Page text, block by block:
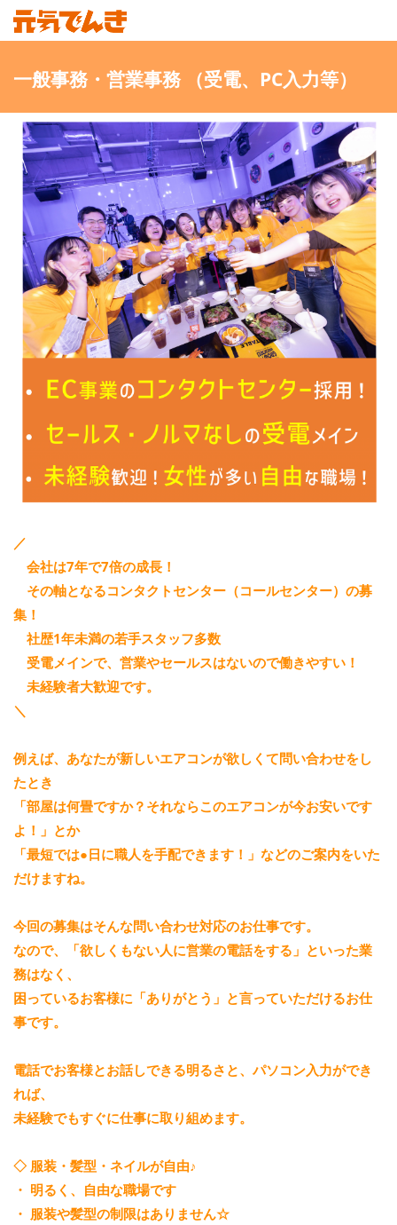
一般事務・営業事務 （受電、PC入力等）
／
会社は7年で7倍の成長！
その軸となるコンタクトセンター（コールセンター）の募
集！
社歴1年未満の若手スタッフ多数
受電メインで、営業やセールスはないので働きやすい！
未経験者大歓迎です。
＼
例えば、あなたが新しいエアコンが欲しくて問い合わせをし
たとき
「部屋は何畳ですか？それならこのエアコンが今お安いです
よ！」とか
「最短では●日に職人を手配できます！」などのご案内をいた
だけますね。
今回の募集はそんな問い合わせ対応のお仕事です。
なので、「欲しくもない人に営業の電話をする」といった業
務はなく、
困っているお客様に「ありがとう」と言っていただけるお仕
事です。
電話でお客様とお話しできる明るさと、パソコン入力ができ
れば、
未経験でもすぐに仕事に取り組めます。
◇ 服装・髪型・ネイルが自由♪
・ 明るく、自由な職場です
・ 服装や髪型の制限はありません☆